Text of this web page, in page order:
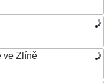
ve Zlíně